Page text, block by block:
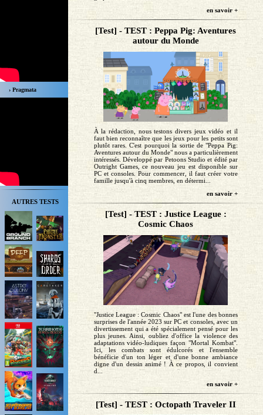
› Pragmata
AUTRES TESTS
en savoir +
[Test] - TEST : Peppa Pig: Aventures
autour du Monde
À la rédaction, nous testons divers jeux vidéo et il
faut bien reconnaître que les jeux pour les petits sont
plutôt rares. C'est pourquoi la sortie de "Peppa Pig:
Aventures autour du Monde" nous a particulièrement
intéressés. Développé par Petoons Studio et édité par
Outright Games, ce nouveau jeu est disponible sur
PC et consoles. Pour commencer, il faut créer votre
famille jusqu'à cinq membres, en détermi...
en savoir +
[Test] - TEST : Justice League :
Cosmic Chaos
"Justice League : Cosmic Chaos" est l'une des bonnes
surprises de l'année 2023 sur PC et consoles, avec un
divertissement qui a été spécialement pensé pour les
plus jeunes. Ainsi, oubliez d'office la violence des
adaptations vidéo-ludiques façon "Mortal Kombat".
Ici, les combats sont édulcorés et l'ensemble
bénéficie d'un ton léger et d'une bonne ambiance
digne d'un dessin animé ! À ce propos, il convient
d...
en savoir +
[Test] - TEST : Octopath Traveler II